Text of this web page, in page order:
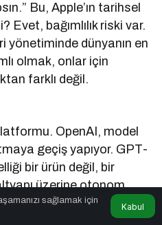
Bu, Apple’ın tarihsel
Evet, bağımlılık riski var.
yönetiminde dünyanın en
olmak, onlar için
farklı değil.
OpenAI, model
geçiş yapıyor. GPT-
bir ürün değil, bir
üzerine otonom
ajan, hukukçu
hedefi, yapay
sağlamak için
Kabul